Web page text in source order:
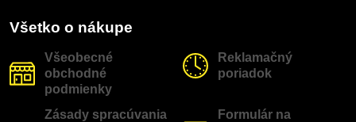
Všetko o nákupe
Všeobecné
obchodné
podmienky
Reklamačný
poriadok
Zásady spracúvania
Formulár na